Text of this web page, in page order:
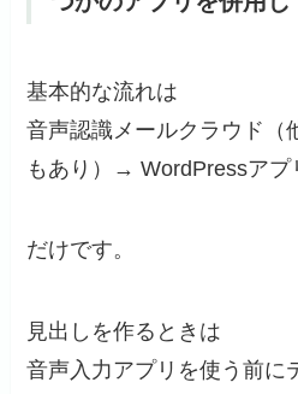
基本的な流れは
音声認識メールクラウド（
もあり）→ WordPressアプ
だけです。
見出しを作るときは
音声入力アプリを使う前に